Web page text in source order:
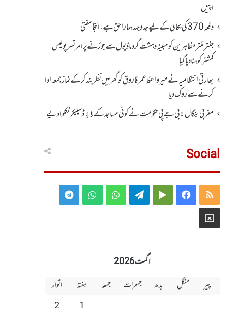
اپیل
دفعہ370کی بحالی کے لیے جدوجہد ہمارا حق ہے، التجا مفتی
جنتر منتر مظاہرین کو مبینہ دہشت گرد ماڈیول سے جوڑنے پر امرتسر پولیس
کمشنر کو ہٹا دیاگیا
بھارتی انتظامیہ نے میر واعظ عمر فاروق کو گھر میں نظر بندکر کے نماز جمعہ ادا
کرنے سے روک دیا
مغربی بنگال: بی جے پی حکومت نے کوئی مساجد کے لاﺅڈ سپیکر نکلوا دیے
Social
RSS
Facebook
Google
Telegram
WhatsApp
WhatsApp
Telegram
X
اگست 2026
پیر
منگل بدھ جمعرات جمعہ ہفتہ
اتوار
1
2